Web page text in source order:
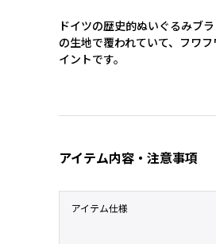
ドイツの歴史的ぬいぐるみブ
の生地で覆われていて、フワ
イントです。
アイテム内容・注意事項
アイテム仕様